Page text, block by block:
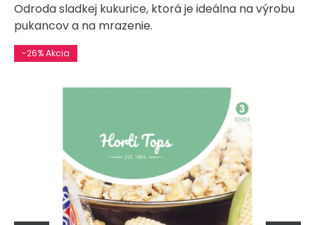
Odroda sladkej kukurice, ktorá je ideálna na výrobu
pukancov a na mrazenie.
-26% Akcia